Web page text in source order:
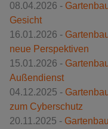
08.04.2026 -
Gesicht
16.01.2026 -
neue Perspektiven
15.01.2026 -
Außendienst
04.12.2025 -
zum Cyberschutz
20.11.2025 -